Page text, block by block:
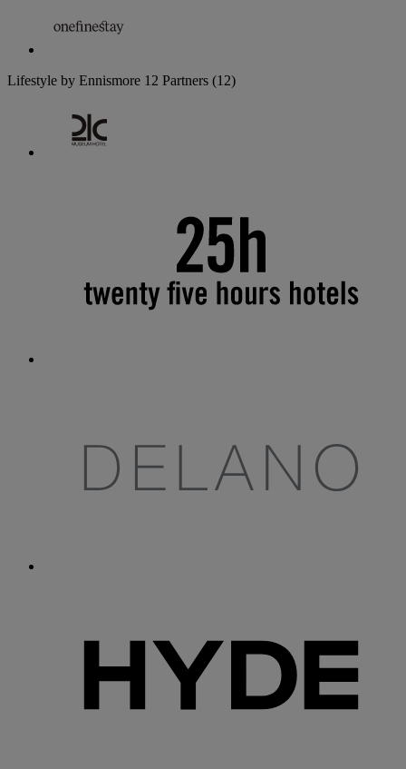
Lifestyle by Ennismore 12 Partners (12)